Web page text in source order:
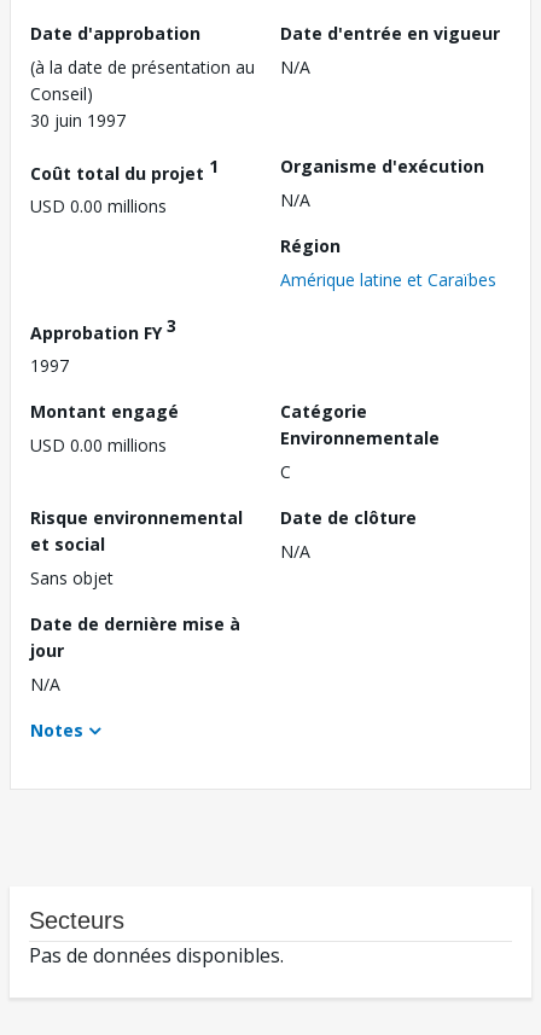
Date d'approbation
(à la date de présentation au
Conseil)
30 juin 1997
Date d'entrée en vigueur
N/A
Coût total du projet 1
USD 0.00 millions
Organisme d'exécution
N/A
Région
Amérique latine et Caraïbes
Approbation FY3
1997
Montant engagé
USD 0.00 millions
Catégorie
Environnementale
C
Risque environnemental
et social
Sans objet
Date de clôture
N/A
Date de dernière mise à
jour
N/A
Notes
Secteurs
Pas de données disponibles.